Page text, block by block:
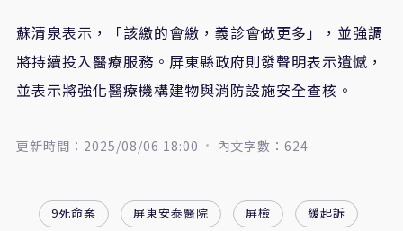
蘇清泉表示，「該繳的會繳，義診會做更多」，並強調
將持續投入醫療服務。屏東縣政府則發聲明表示遺憾，
並表示將強化醫療機構建物與消防設施安全查核。
更新時間：2025/08/06 18:00 內文字數：624
9死命案 屏東安泰醫院 屏檢 緩起訴